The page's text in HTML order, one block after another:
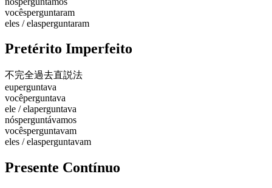
vocêsperguntaram
eles / elasperguntaram
Pretérito Imperfeito
不完全過去直説法
euperguntava
vocêperguntava
ele / elaperguntava
nósperguntávamos
vocêsperguntavam
eles / elasperguntavam
Presente Contínuo